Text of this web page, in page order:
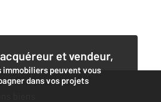
et vendeur,
immobiliers peuvent vous
dans vos projets
biens